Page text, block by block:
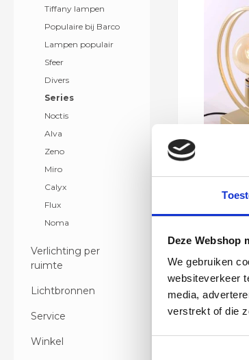
Deze Webshop
We gebruiken
websiteverkeer
media,
verstrekt of die
Tiffany lampen
Populaire bij Barco
Lampen populair
Sfeer
Divers
Series
Noctis
Alva
Zeno
Miro
Calyx
Flux
Noma
Verlichting per
ruimte
Lichtbronnen
Service
Winkel
-
In
Levertijd